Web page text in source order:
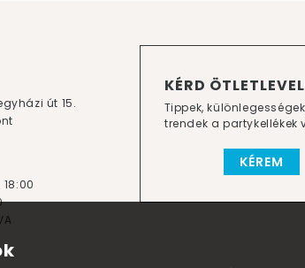
KÉRD
Tippek,
trendek a partykellékek
KÉREM
út 15.